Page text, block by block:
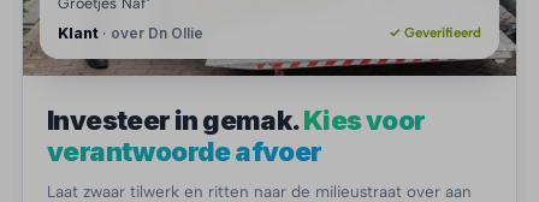
Klant · over Dn Ollie ✓ Geverifieerd
Investeer in gemak.Kies voor
verantwoorde afvoer
Laat zwaar tilwerk en ritten naar de milieustraat over aan